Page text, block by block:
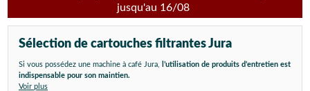
jusqu'au 16/08
Sélection de cartouches filtrantes Jura
Si vous possédez une machine à café Jura,
l’utilisation de produits d’entretien est
indispensable pour son maintien.
Voir plus